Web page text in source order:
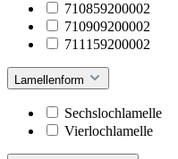
710859200002
710909200002
711159200002
Lamellenform
Sechslochlamelle
Vierlochlamelle